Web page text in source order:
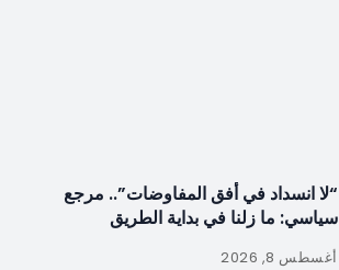
“لا انسداد في أفق المفاوضات”.. مرجع
سياسي: ما زلنا في بداية الطريق
أغسطس 8, 2026